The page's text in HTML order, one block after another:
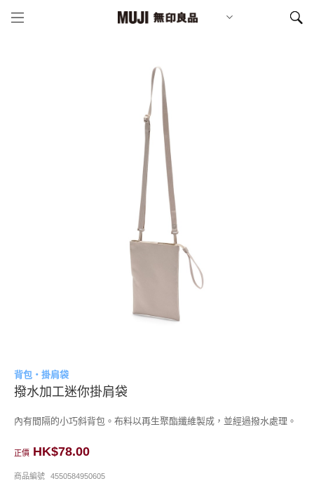
背包・掛肩袋
撥水加工迷你掛肩袋
內有間隔的小巧斜背包。布料以再生聚酯纖維製成，並經過撥水處理。
正價 HK$78.00
商品編號 4550584950605